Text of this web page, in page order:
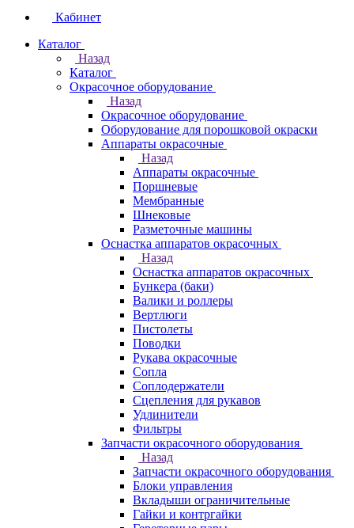
Кабинет
Каталог
Назад
Каталог
Окрасочное оборудование
Назад
Окрасочное оборудование
Оборудование для порошковой окраски
Аппараты окрасочные
Назад
Аппараты окрасочные
Поршневые
Мембранные
Шнековые
Разметочные машины
Оснастка аппаратов окрасочных
Назад
Оснастка аппаратов окрасочных
Бункера (баки)
Валики и роллеры
Вертлюги
Пистолеты
Поводки
Рукава окрасочные
Сопла
Соплодержатели
Сцепления для рукавов
Удлинители
Фильтры
Запчасти окрасочного оборудования
Назад
Запчасти окрасочного оборудования
Блоки управления
Вкладыши ограничительные
Гайки и контргайки